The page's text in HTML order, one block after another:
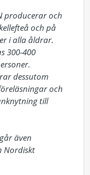
och på
i alla åldrar.
300-400
dessutom
och
till
även
Nordiskt